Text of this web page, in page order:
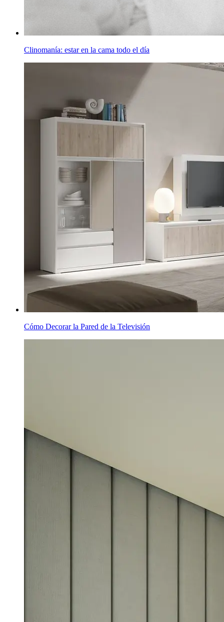
Clinomanía: estar en la cama todo el día
Cómo Decorar la Pared de la Televisión